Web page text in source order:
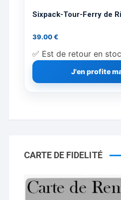
Sixpack-Tour-Ferry de
39.00€
✅ Est de retour en
J'en profite
CARTE DE FIDELITÉ